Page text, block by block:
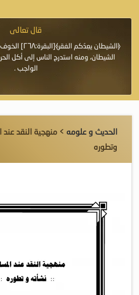
قال تعالى
﴿الشيطان
الشيطان، ومنه استدرج الناس إلى أكل
الواجب .
الحديث و علومه > منهجية النقد عند
وتطوره